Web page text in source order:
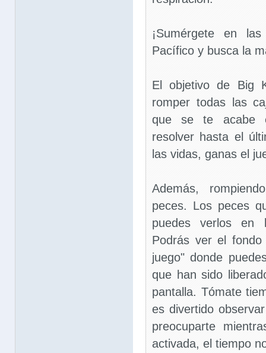
¡Sumérgete en
Pacífico y busca la
El objetivo de Big
romper todas las
que se te acabe
resolver hasta el
las vidas, ganas el
Además,
peces. Los peces
puedes verlos en
Podrás ver el
juego" donde
que han sido
pantalla. Tómate
es divertido
preocuparte
activada, el tiempo